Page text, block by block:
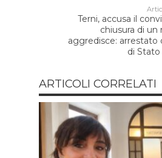
Terni, accusa il
chiusura di un
aggredisce: arrestato
di
ARTICOLI CORRELATI